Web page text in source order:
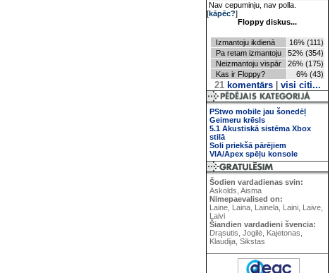
Nav cepuminju, nav polla.
[kāpēc?]
Floppy diskus...
Izmantoju ikdienā
16% (111)
Pa retam izmantoju
52% (354)
Neizmantoju vispār
26% (175)
Kas ir Floppy?
6% (43)
21komentārs| visi citi...
PStwo mobile jau šonedēļ
Geimeru krēsls
5.1 Akustiskā sistēma Xbox
stilā
Soli priekšā pārējiem
VIA/Apex spēļu konsole
Šodien vardadienas svin:
Askolds, Aisma
Nimepaevalised on:
Laine, Laina, Lainela, Laini, Laive,
Laivi
Šiandien vardadieni švencia:
Drąsutis, Jogilė, Kajetonas,
Klaudija, Sikstas